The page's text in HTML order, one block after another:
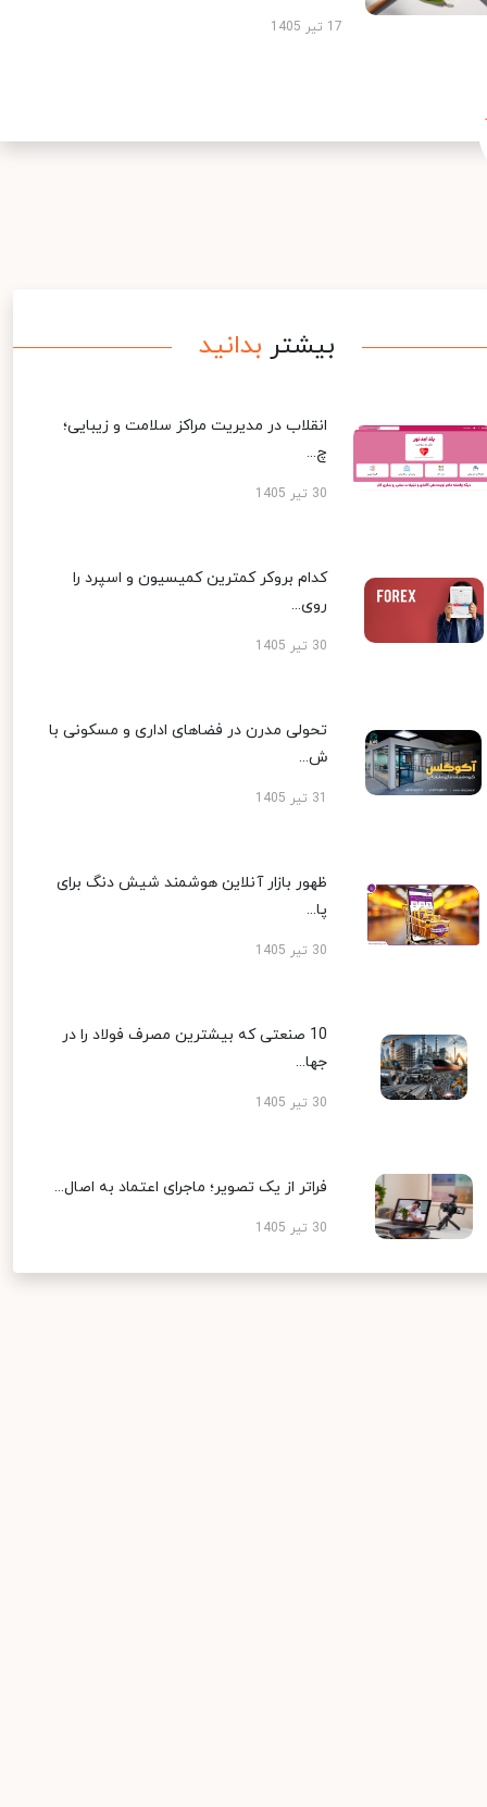
17 تیر 1405
بیشتر بدانید
انقلاب در مدیریت مراکز سلامت و زیبایی؛
چ...
30 تیر 1405
کدام بروکر کمترین کمیسیون و اسپرد را
روی...
30 تیر 1405
تحولی مدرن در فضاهای اداری و مسکونی با
ش...
ظهور بازار آنلاین هوشمند شیش دنگ برای
پا...
30 تیر 1405
10 صنعتی که بیشترین مصرف فولاد را در
جها...
30 تیر 1405
فراتر از یک تصویر؛ ماجرای اعتماد به اصال...
30 تیر 1405